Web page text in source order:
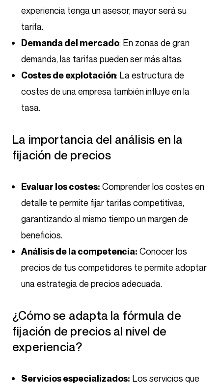
experiencia tenga un asesor, mayor será su
tarifa.
Demanda del mercado: En zonas de gran
demanda, las tarifas pueden ser más altas.
Costes de explotación: La estructura de
costes de una empresa también influye en la
tasa.
La importancia del análisis en la
fijación de precios
Evaluar los costes: Comprender los costes en
detalle te permite fijar tarifas competitivas,
garantizando al mismo tiempo un margen de
beneficios.
Análisis de la competencia: Conocer los
precios de tus competidores te permite adoptar
una estrategia de precios adecuada.
¿Cómo se adapta la fórmula de
fijación de precios al nivel de
experiencia?
Servicios especializados: Los servicios que